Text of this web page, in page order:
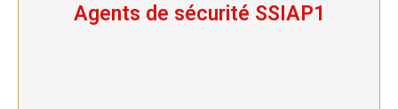
Agents de sécurité SSIAP1
Agents de sécurité SSIAP1